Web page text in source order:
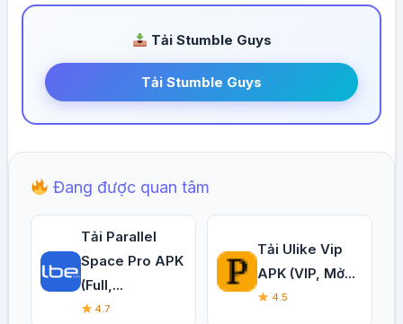
Tải Stumble Guys
Tải Stumble Guys
Đang được quan tâm
Tải Parallel
Space Pro APK
(Full,...
4.7
Tải Ulike Vip
APK (VIP, Mở...
4.5